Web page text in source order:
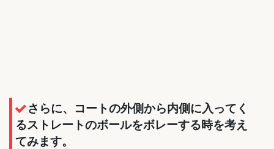
さらに、コートの外側から内側に入ってく
るストレートのボールをボレーする時を考え
てみます。